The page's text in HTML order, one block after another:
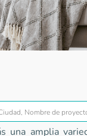
una amplia